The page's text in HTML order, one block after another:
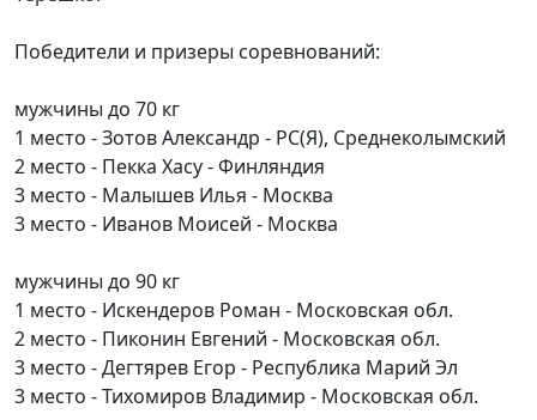
Победители и призеры соревнований:
мужчины до 70 кг
1 место - Зотов Александр - РС(Я), Среднеколымский
2 место - Пекка Хасу - Финляндия
3 место - Малышев Илья - Москва
3 место - Иванов Моисей - Москва
мужчины до 90 кг
1 место - Искендеров Роман - Московская обл.
2 место - Пиконин Евгений - Московская обл.
3 место - Дегтярев Егор - Республика Марий Эл
3 место - Тихомиров Владимир - Московская обл.